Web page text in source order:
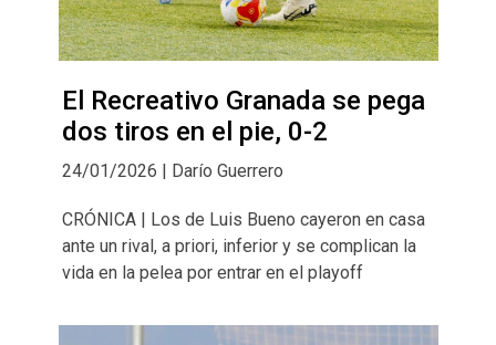
El Recreativo Granada se pega
dos tiros en el pie, 0-2
24/01/2026 | Darío Guerrero
CRÓNICA | Los de Luis Bueno cayeron en casa
ante un rival, a priori, inferior y se complican la
vida en la pelea por entrar en el playoff